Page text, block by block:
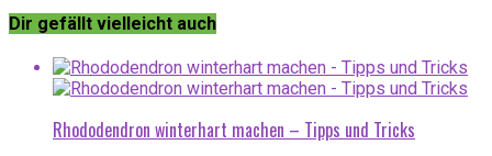
Dir gefällt vielleicht auch
Rhododendron winterhart machen – Tipps und Tricks